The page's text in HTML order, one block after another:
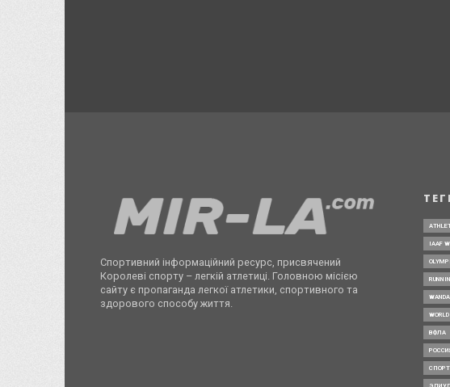
Спортивний інформаційний ресурс, присвячений
Королеві спорту – легкій атлетиці. Головною місією
сайту є пропаганда легкої атлетики, спортивного та
здорового способу життя.
IAAF
ВФЛА
СПОРТ